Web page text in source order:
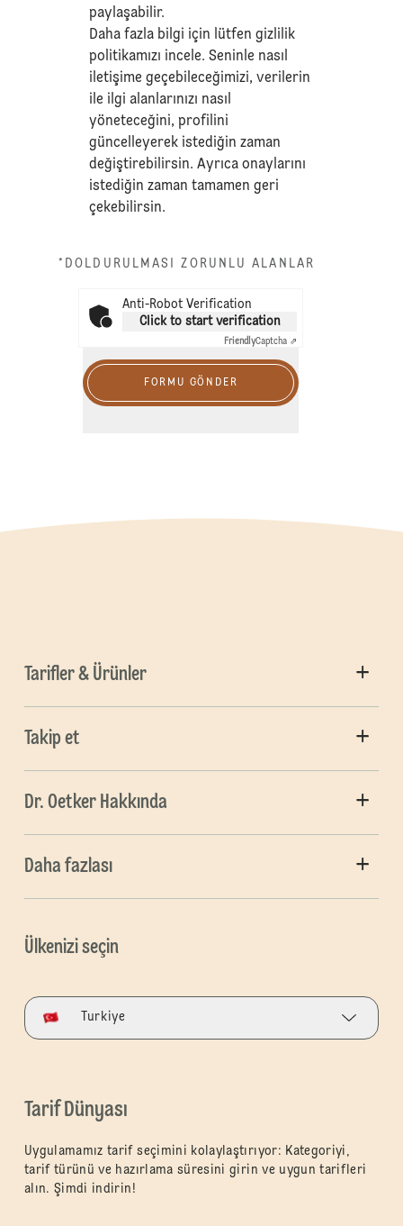
paylaşabilir.
Daha fazla bilgi için lütfengizlilik
politikamızı incele. Seninle nasıl
iletişime geçebileceğimizi, verilerin
ile ilgi alanlarınızı nasıl
yöneteceğini, profilini
güncelleyerek istediğin zaman
değiştirebilirsin. Ayrıca onaylarını
istediğin zaman tamamen geri
çekebilirsin.
*DOLDURULMASI ZORUNLU ALANLAR
Anti-Robot Verification
Click to start verification
FriendlyCaptcha ⇗
FORMU GÖNDER
Tarifler & Ürünler
Takip et
Dr. Oetker Hakkında
Daha fazlası
Ülkenizi seçin
Turkiye
Tarif Dünyası
Uygulamamız tarif seçimini kolaylaştırıyor: Kategoriyi,
tarif türünü ve hazırlama süresini girin ve uygun tarifleri
alın. Şimdi indirin!